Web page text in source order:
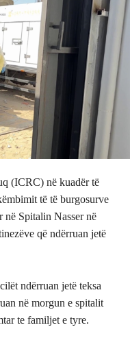
(ICRC) në kuadër të
të të burgosurve
në Spitalin Nasser në
që ndërruan jetë
ndërruan jetë teksa
në morgun e spitalit
te familjet e tyre.